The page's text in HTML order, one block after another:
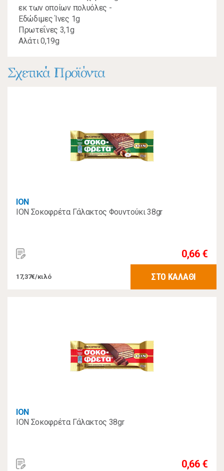
εκ των οποίων πολυόλες -
Εδώδιμες Ίνες 1g
Πρωτεΐνες 3,1g
Αλάτι 0,19g
Σχετικά Προϊόντα
ΙΟΝ
ION Σοκοφρέτα Γάλακτος Φουντούκι 38gr
0,66 €
17,37€/κιλό ΣΤΟ ΚΑΛΑΘΙ
ΙΟΝ
ION Σοκοφρέτα Γάλακτος 38gr
0,66 €